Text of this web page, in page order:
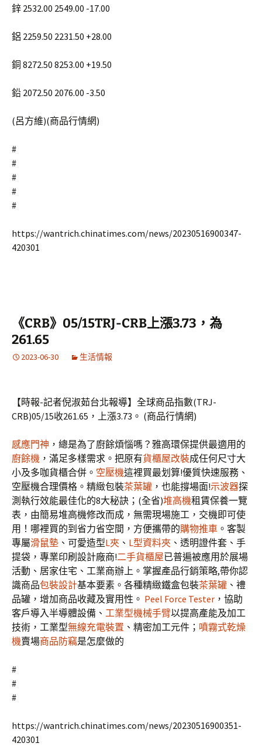
鋅 2532.00 2549.00 -17.00
鋁 2259.50 2231.50 +28.00
銅 8272.50 8253.00 +19.50
鉛 2072.50 2076.00 -3.50
(呂方維)(商品行情網)
#
#
#
#
#
https://wantrich.chinatimes.com/news/20230516900347-
420301
《CRB》05/15TRJ-CRB上漲3.73，為
261.65
2023-06-30 生活情報
【時報-記者倪淑茹台北報導】全球商品指數(TRJ-
CRB)05/15收261.65，上漲3.73。 (商品行情網)
感應門神 ，總是為了廚餘煩惱嗎？雅高環保提供最適用的
廚餘機 ，滿足多樣需求。把原有貨櫃屋改裝成任何尺寸大
小及多咖貨櫃合併。 空壓機這裡買最划算!優質快速服務、
空壓機合理價格。精緻包裝茶葉罐 ，也能撐場面!示波器探
測執行效能最佳化的8大秘訣；(全省)堆高機租賃保養一覽
表，由簡易堆高機修改而成，無需現場施工，交機即可使
用！哪裡買的到省力省空間，方便攜帶的購物推車 。客製
專屬滑鼠墊 、可愛造型L夾 、 L型資料夾 、透明證件套、手
提袋，專業印刷設計廠商!二手貨櫃屋已普遍被應用於展場
活動、居家住宅、工業商辦上。掌握產品行銷策略,帶你認
識商品包裝設計基本要素。各種精緻鐵盒包裝茶葉罐 、禮
品罐，增加商品收藏及實用性。 Peel Force Tester ，協助
客戶導入半導體設備、 工業型機械手臂以提高產能及加工
技術，工業型無線充電裝置 、精密加工元件； 噴霧式乾燥
機賣場商品防竊是怎麼做的
#
#
#
https://wantrich.chinatimes.com/news/20230516900351-
420301